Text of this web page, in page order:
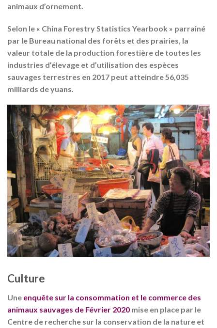
animaux d’ornement.
Selon le « China Forestry Statistics Yearbook » parrainé
par le Bureau national des forêts et des prairies, la
valeur totale de la production forestière de toutes les
industries d’élevage et d’utilisation des espèces
sauvages terrestres en 2017 peut atteindre 56,035
milliards de yuans.
Culture
Une enquête sur la consommation et le commerce des
animaux sauvages de Février 2020 mise en place par le
Centre de recherche sur la conservation de la nature et